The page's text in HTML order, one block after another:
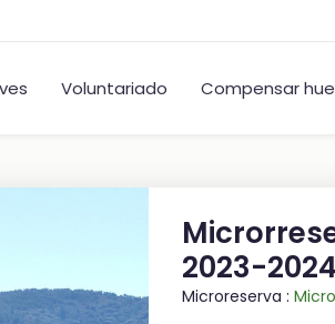
Voluntariado Compensar
2023-2024
Microreserva :